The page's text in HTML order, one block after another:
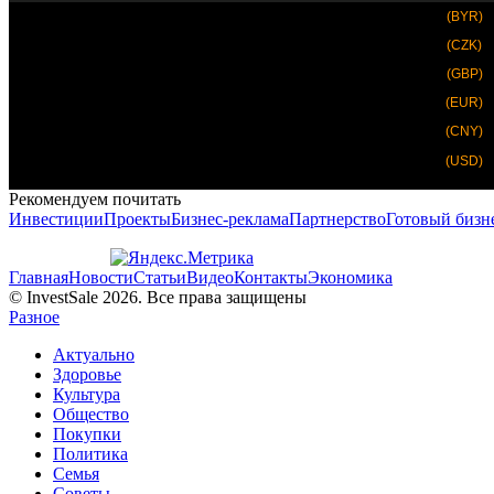
(BYR)
(CZK)
(GBP)
(EUR)
(CNY)
(USD)
Рекомендуем почитать
ИнвестицииПроектыБизнес-рекламаПартнерствоГотовый
ГлавнаяНовостиСтатьиВидеоКонтактыЭкономика
© InvestSale 2026. Все права защищены
Разное
Актуально
Здоровье
Культура
Общество
Покупки
Политика
Семья